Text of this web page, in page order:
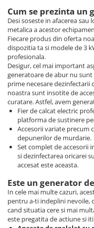
Cum se prezinta un
Desi soseste in afacerea
metalica a acestor
Fiecare produs din oferta
dispozitia ta si modele de 3
profesionala.
Desigur, cel mai important
generatoare de abur nu
prime necesare
noastra sunt insotite de
curatare. Astfel, avem
Fier de calcat electric
platforma de sustinere
Accesorii variate precum
depunerilor de murdarie.
Set complet de accesorii
si dezinfectarea oricarei
accesat este aceasta.
Este un generator
In cele mai multe cazuri,
pentru a-ti indeplini nevoile,
cand situatia cere si mai
este pregatita de actiune si